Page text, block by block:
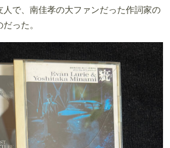
人で、南佳孝の大ファンだった作詞家の
った。